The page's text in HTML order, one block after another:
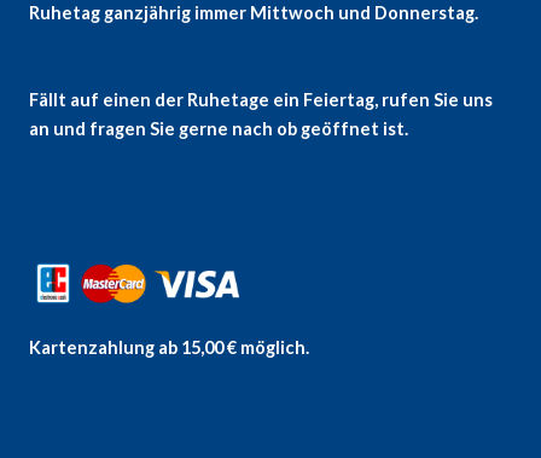
Ruhetag ganzjährig immer Mittwoch und Donnerstag.
Fällt auf einen der Ruhetage ein Feiertag, rufen Sie uns
an und fragen Sie gerne nach ob geöffnet ist.
Kartenzahlung ab 15,00 € möglich.